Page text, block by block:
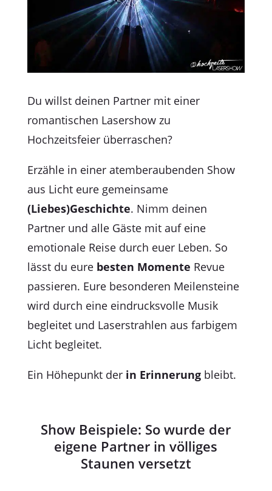
Du willst deinen Partner mit einer
romantischen Lasershow zu
Hochzeitsfeier überraschen?
Erzähle in einer atemberaubenden Show
aus Licht eure gemeinsame
(Liebes)Geschichte. Nimm deinen
Partner und alle Gäste mit auf eine
emotionale Reise durch euer Leben. So
lässt du eure besten Momente Revue
passieren. Eure besonderen Meilensteine
wird durch eine eindrucksvolle Musik
begleitet und Laserstrahlen aus farbigem
Licht begleitet.
Ein Höhepunkt derin Erinnerungbleibt.
Show Beispiele: So wurde der
eigene Partner in völliges
Staunen versetzt